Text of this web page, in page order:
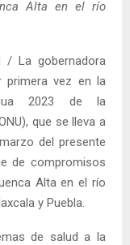
Alta en el río
/ La gobernadora
primera vez en la
2023 de la
que se lleva a
del presente
de compromisos
Alta en el río
y Puebla.
de salud a la